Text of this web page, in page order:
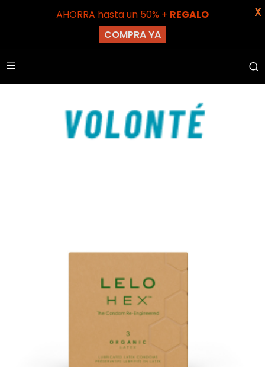
AHORRA hasta un 50% + REGALO
COMPRA YA
X